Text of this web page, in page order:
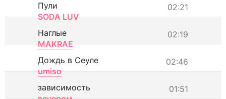
02:21
Пули
SODA LUV
02:19
Наглые
MAKRAE
02:46
Дождь в Сеуле
umiso
01:51
зависимость